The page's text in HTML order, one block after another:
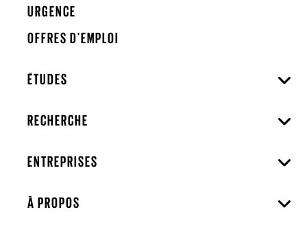
URGENCE
OFFRES D'EMPLOI
ÉTUDES
RECHERCHE
ENTREPRISES
À PROPOS